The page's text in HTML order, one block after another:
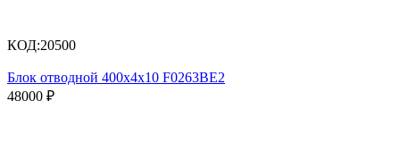
КОД:20500
Блок отводной 400х4х10 F0263BE2
48000 ₽